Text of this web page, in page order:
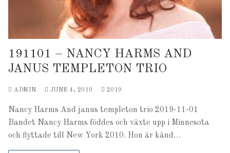
191101 – NANCY HARMS AND
JANUS TEMPLETON TRIO
ADMIN JUNE 4, 2019 2019
Nancy Harms And janus templeton trio 2019-11-01
Bandet Nancy Harms föddes och växte upp i Minnesota
och flyttade till New York 2010. Hon är känd…